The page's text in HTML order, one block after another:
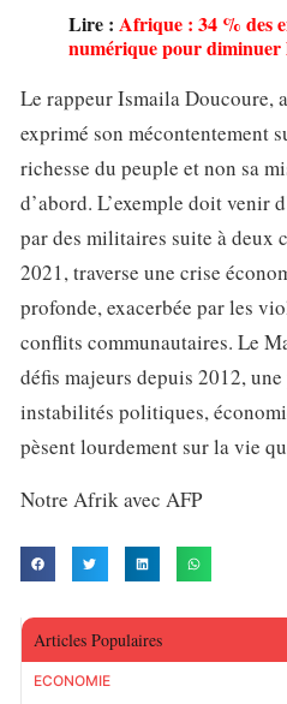
Lire : Afrique : 34 % des
numérique pour diminuer
Le rappeur Ismaila Doucoure,
exprimé son mécontentement
richesse du peuple et non sa
d’abord. L’exemple doit venir
par des militaires suite à deux
2021, traverse une crise
profonde, exacerbée par les
conflits communautaires. Le
défis majeurs depuis 2012,
instabilités politiques,
pèsent lourdement sur la vie
Notre Afrik avec AFP
Articles Populaires
ECONOMIE